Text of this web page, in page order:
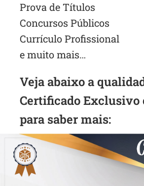
Prova de Títulos
Concursos Públicos
Currículo Profissional
e muito mais…
Veja abaixo a
Certificado Exclusivo
para saber mais: